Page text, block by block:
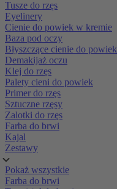
Tusze do rzęs
Eyelinery
Cienie do powiek w kremie
Baza pod oczy
Błyszczące cienie do powiek
Demakijaż oczu
Klej do rzęs
Palety cieni do powiek
Primer do rzęs
Sztuczne rzęsy
Zalotki do rzęs
Farba do brwi
Kajal
Zestawy
Pokaż wszystkie
Farba do brwi